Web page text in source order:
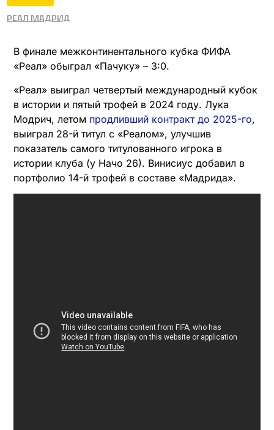
Реал Мадрид
В финале межконтинентального кубка ФИФА
«Реал» обыграл «Пачуку» – 3:0.
«Реал» выиграл четвертый международный кубок
в истории и пятый трофей в 2024 году. Лука
Модрич, летом продливший контракт до 2025-го,
выиграл 28-й титул с «Реалом», улучшив
показатель самого титулованного игрока в
истории клуба (у Начо 26). Винисиус добавил в
портфолио 14-й трофей в составе «Мадрида».